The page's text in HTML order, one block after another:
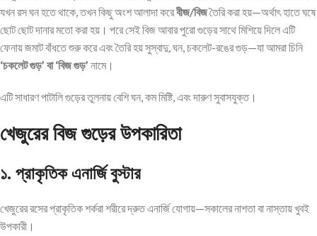
যখন রস ঘন হতে থাকে, তখন কিছু অংশ আলাদা করেবীজ/বিজতৈরি করা হয়—অর্থাৎ হাতে ঘষে
ছোট ছোট দানার মতো করা হয়। পরে সেই বিজ আবার পুরো গুড়ের সাথে মিশিয়ে দিলে এটি
ফেনায় জমাট বাঁধতে শুরু করে এবং তৈরি হয় সুস্বাদু, ঘন, চকলেট-রঙের গুড়—যা আমরা চিনি
‘চকলেট গুড়’ বা ‘বিজ গুড়’ নামে।
এটি সাধারণ পাটালি গুড়ের তুলনায় বেশি ঘন, কম মিষ্টি, এবং দারুণ সুবাসযুক্ত।
খেজুরের বিজ গুড়ের উপকারিতা
১. প্রাকৃতিক এনার্জি বুস্টার
খেজুরের রসের প্রাকৃতিক শর্করা শরীরে দ্রুত এনার্জি যোগায়—সকালের নাশতা বা নাস্তায় খুবই
উপকারী।